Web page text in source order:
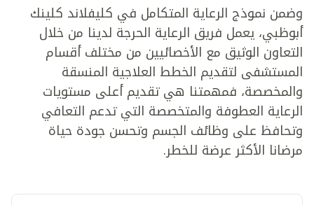
وضمن نموذج الرعاية المتكامل في كليفلاند كلينك
أبوظبي، يعمل فريق الرعاية الحرجة لدينا من خلال
التعاون الوثيق مع الأخصائيين من مختلف أقسام
المستشفى لتقديم الخطط العلاجية المنسقة
والمخصصة، فمهمتنا هي تقديم أعلى مستويات
الرعاية العطوفة والمتخصصة التي تدعم التعافي
وتحافظ على وظائف الجسم وتحسن جودة حياة
مرضانا الأكثر عرضة للخطر.